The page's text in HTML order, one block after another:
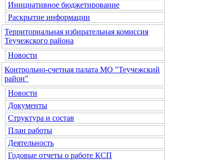
Инициативное бюджетирование
Раскрытие информации
Территориальная избирательная комиссия
Теучежского района
Новости
Контрольно-счетная палата МО "Теучежский
район"
Новости
Документы
Структура и состав
План работы
Деятельность
Годовые отчеты о работе КСП